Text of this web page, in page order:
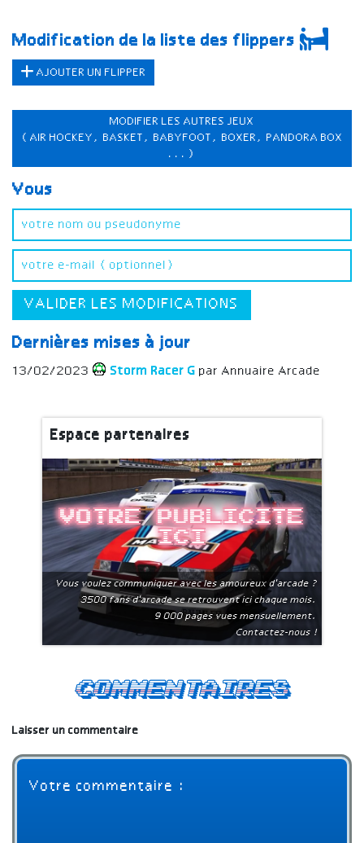
Modification de la liste des flippers
AJOUTER UN FLIPPER
MODIFIER LES AUTRES JEUX
(AIR HOCKEY, BASKET, BABYFOOT, BOXER, PANDORA BOX
...)
Vous
VALIDER LES MODIFICATIONS
Dernières mises à jour
13/02/2023 Storm Racer G par Annuaire Arcade
Espace partenaires
Votre publicite
ici
Vous voulez communiquer avec les amoureux d'arcade ?
3500 fans d'arcade se retrouvent ici chaque mois.
9 000 pages vues mensuellement.
Contactez-nous !
Commentaires
Laisser un commentaire